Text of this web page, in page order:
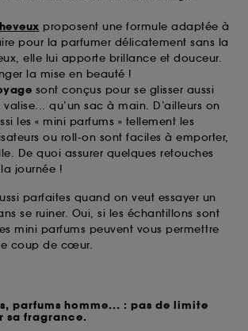
proposent une formule adaptée à
pour la parfumer délicatement sans la
elle lui apporte brillance et douceur.
la mise en beauté !
sont conçus pour se glisser aussi
qu’un sac à main. D’ailleurs on
les « mini parfums » tellement les
ou roll-on sont faciles à emporter,
De quoi assurer quelques retouches
journée !
parfaites quand on veut essayer un
se ruiner. Oui, si les échantillons sont
mini parfums peuvent vous permettre
coup de cœur.
parfums homme... : pas de limite
sa fragrance.